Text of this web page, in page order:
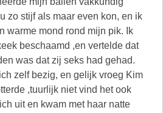
zo stijf als maar even kon, en ik
warme mond rond mijn pik. Ik
beschaamd ,en vertelde dat
was dat zij seks had gehad.
zelf bezig, en gelijk vroeg Kim
,tuurlijk niet vind het ook
uit en kwam met haar natte